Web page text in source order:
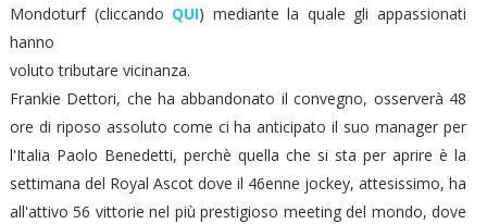
Mondoturf (cliccando QUI) mediante la quale gli appassionati
hanno
voluto tributare vicinanza.
Frankie Dettori, che ha abbandonato il convegno, osserverà 48
ore di riposo assoluto come ci ha anticipato il suo manager per
l'Italia Paolo Benedetti, perchè quella che si sta per aprire è la
settimana del Royal Ascot dove il 46enne jockey, attesissimo, ha
all'attivo 56 vittorie nel più prestigioso meeting del mondo, dove